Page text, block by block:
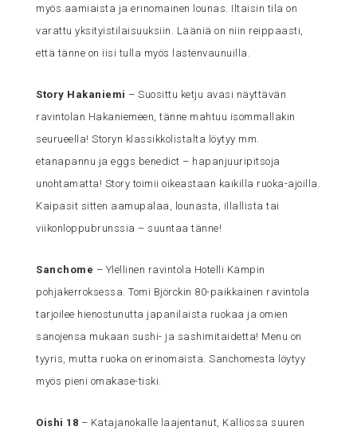
myös aamiaista ja erinomainen lounas. Iltaisin tila on
varattu yksityistilaisuuksiin. Lääniä on niin reippaasti,
että tänne on iisi tulla myös lastenvaunuilla.
Story Hakaniemi – Suosittu ketju avasi näyttävän
ravintolan Hakaniemeen, tänne mahtuu isommallakin
seurueella! Storyn klassikkolistalta löytyy mm.
etanapannu ja eggs benedict – hapanjuuripitsoja
unohtamatta! Story toimii oikeastaan kaikilla ruoka-ajoilla.
Kaipasit sitten aamupalaa, lounasta, illallista tai
viikonloppubrunssia – suuntaa tänne!
Sanchome – Ylellinen ravintola Hotelli Kämpin
pohjakerroksessa. Tomi Björckin 80-paikkainen ravintola
tarjoilee hienostunutta japanilaista ruokaa ja omien
sanojensa mukaan sushi- ja sashimitaidetta! Menu on
tyyris, mutta ruoka on erinomaista. Sanchomesta löytyy
myös pieni omakase-tiski.
Oishi 18 – Katajanokalle laajentanut, Kalliossa suuren